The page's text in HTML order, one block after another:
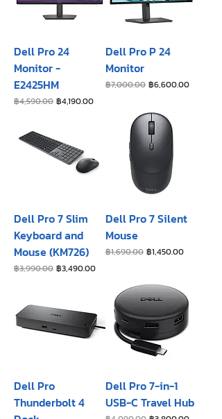
Dell Pro 24
Monitor -
E2425HM
ราคาปกติ
฿4,590.00 ราคาขายลด
฿4,190.00
Dell Pro P 24
Monitor
ราคาปกติ
฿7,000.00 ราคาขายลด
฿6,600.00
Dell Pro 7 Slim
Keyboard and
Mouse (KM726)
ราคาปกติ
฿3,990.00 ราคาขายลด
฿3,490.00
Dell Pro 7 Silent
Mouse
ราคาปกติ
฿1,690.00 ราคาขายลด
฿1,450.00
Dell Pro
Thunderbolt 4
Dell Pro 7-in-1
USB-C Travel Hub